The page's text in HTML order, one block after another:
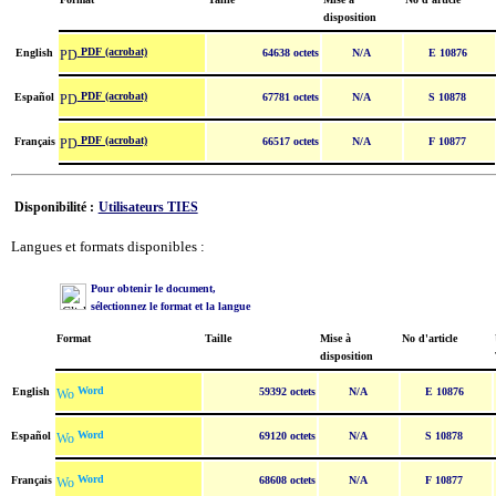
disposition
English PDF (acrobat) 64638 octets N/A E 10876
Español PDF (acrobat) 67781 octets N/A S 10878
Français PDF (acrobat) 66517 octets N/A F 10877
Disponibilité : Utilisateurs TIES
Langues et formats disponibles :
Pour obtenir le document,
sélectionnez le format et la langue
Format Taille
Mise à
disposition
No d'article
English Word 59392 octets N/A E 10876
Español Word 69120 octets N/A S 10878
Français Word 68608 octets N/A F 10877